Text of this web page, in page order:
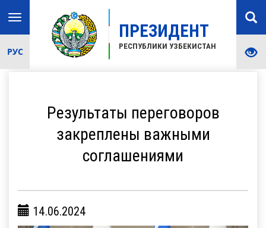
ПРЕЗИДЕНТ
РЕСПУБЛИКИ УЗБЕКИСТАН
Toggle
navigation
РУС
Результаты переговоров
закреплены важными
соглашениями
14.06.2024